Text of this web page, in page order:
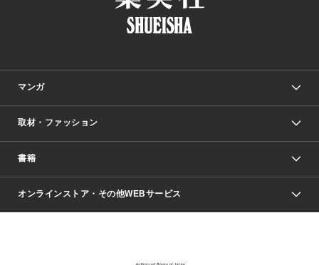
マンガ
少年マンガ
Vジャンプ
週刊ヤングジャンプ
取材・ファッション
Seventeen
芸能・情報・スポーツ
書籍
文芸・文庫・総合
オンラインストア・その他WEBサービス